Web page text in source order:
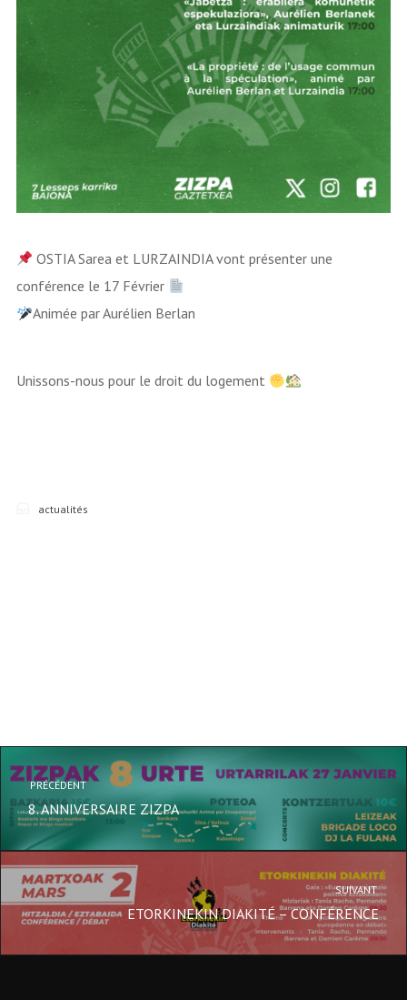
OSTIA Sarea et LURZAINDIA vont présenter une
conférence le 17 Février
Animée par Aurélien Berlan
Unissons-nous pour le droit du logement
actualités
PRÉCÉDENT
8. ANNIVERSAIRE ZIZPA
SUIVANT
ETORKINEKIN DIAKITÉ – CONFÉRENCE